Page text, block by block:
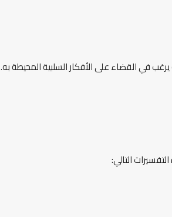
في القضاء على الأفكار السلبية المحيطة به.
التالي: